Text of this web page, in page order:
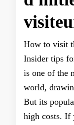
How to visit
Insider tips
is one of the
world,
But its
high costs. If